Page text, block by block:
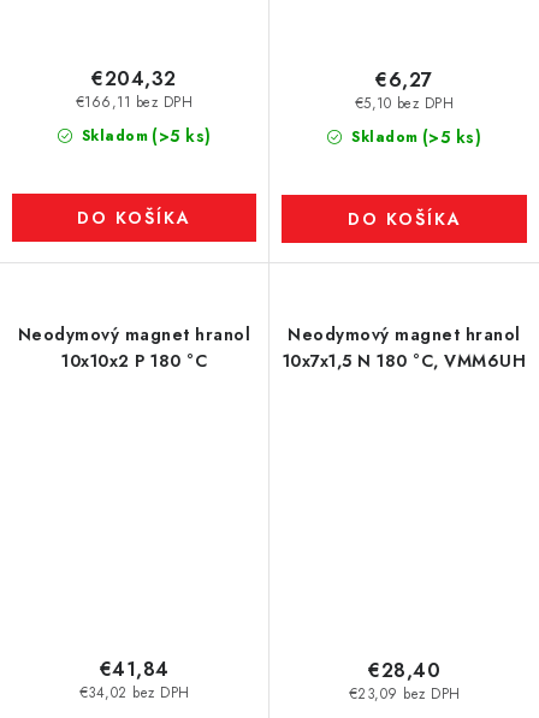
Skladom (>5 ks)
€166,11 bez DPH
€204,32
DO KOŠÍKA
Skladom (>5 ks)
€5,10 bez DPH
€6,27
DO KOŠÍKA
Neodymový magnet hranol
10x10x2 P 180 °C
€34,02 bez DPH
€41,84
Neodymový magnet hranol
10x7x1,5 N 180 °C, VMM6UH
€23,09 bez DPH
€28,40